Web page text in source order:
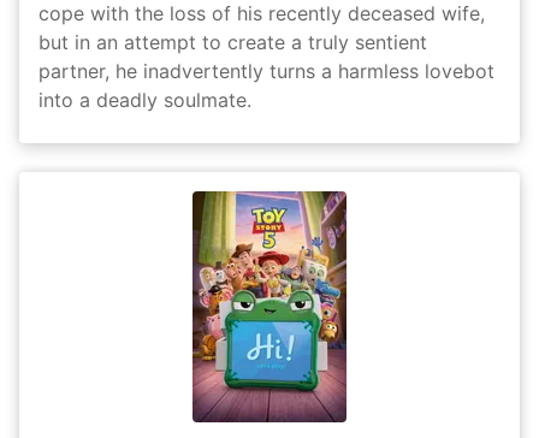
cope with the loss of his recently deceased wife,
but in an attempt to create a truly sentient
partner, he inadvertently turns a harmless lovebot
into a deadly soulmate.